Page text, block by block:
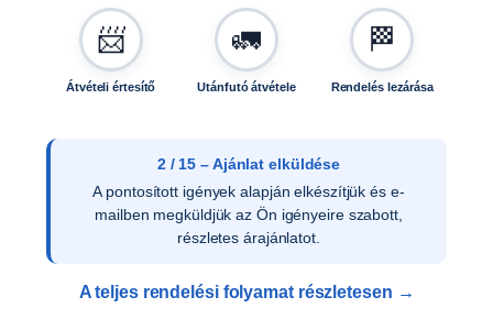
📨
Átvételi értesítő
🚛
Utánfutó átvétele
🏁
Rendelés lezárása
2 / 15 – Ajánlat elküldése
A pontosított igények alapján elkészítjük és e-
mailben megküldjük az Ön igényeire szabott,
részletes árajánlatot.
A teljes rendelési folyamat részletesen →